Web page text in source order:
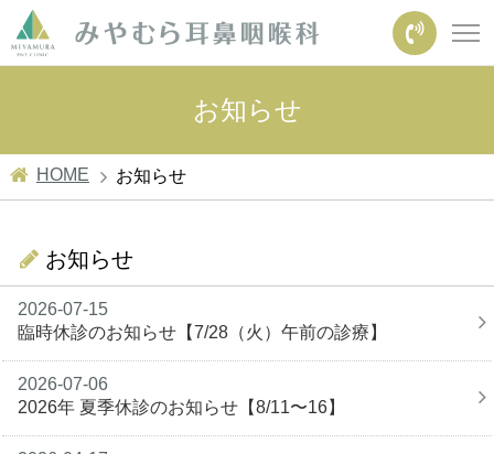
お知らせ
HOME お知らせ
お知らせ
2026-07-15
臨時休診のお知らせ【7/28（火）午前の診療】
2026-07-06
2026年 夏季休診のお知らせ【8/11〜16】